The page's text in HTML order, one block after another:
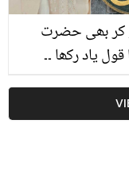
کر بھی حضرت
کا قول یاد رکھا ۔۔
پر کون سا
کیا؟